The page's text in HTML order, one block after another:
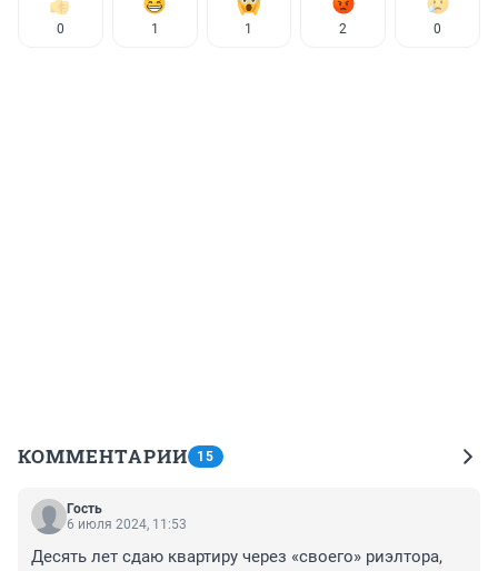
0 1 1 2 0
КОММЕНТАРИИ 15
Гость
6 июля 2024, 11:53
Десять лет сдаю квартиру через «своего» риэлтора,